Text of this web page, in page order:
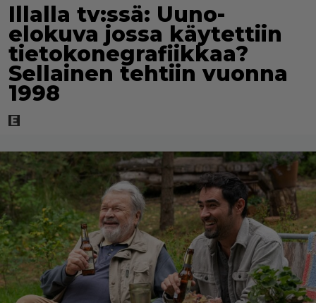
Illalla tv:ssä: Uuno-
elokuva jossa käytettiin
tietokonegrafiikkaa?
Sellainen tehtiin vuonna
1998